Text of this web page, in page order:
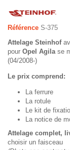
Référence S-375
Attelage Steinhof
pour Opel Agilase
(04/2008-)
Le prix comprend:
La ferrure
La rotule
Le kit de
La notice de
Attelage complet,
choisir un faisceau